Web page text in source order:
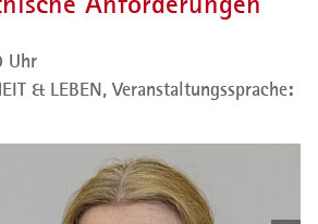
Uhr
& LEBEN, Veranstaltungssprache: